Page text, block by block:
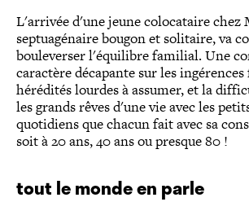
L'arrivée d'une jeune colocataire chez
septuagénaire bougon et solitaire, va
bouleverser l'équilibre familial. Une
caractère décapante sur les
hérédités lourdes à assumer, et la
les grands rêves d'une vie avec les
quotidiens que chacun fait avec sa
soit à 20 ans, 40 ans ou presque 80 !
tout le monde en parle